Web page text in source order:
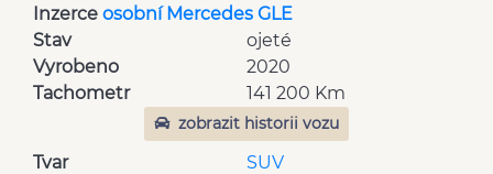
Inzerce osobní Mercedes GLE
Stav
ojeté
Vyrobeno
2020
Tachometr
141 200 Km
zobrazit historii vozu
Tvar
SUV